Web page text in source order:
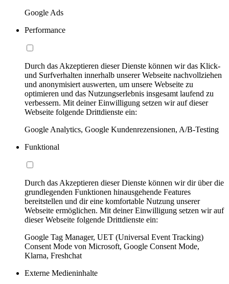
Google Ads
Performance
Durch das Akzeptieren dieser Dienste können wir das Klick-
und Surfverhalten innerhalb unserer Webseite nachvollziehen
und anonymisiert auswerten, um unsere Webseite zu
optimieren und das Nutzungserlebnis insgesamt laufend zu
verbessern. Mit deiner Einwilligung setzen wir auf dieser
Webseite folgende Drittdienste ein:
Google Analytics, Google Kundenrezensionen, A/B-Testing
Funktional
Durch das Akzeptieren dieser Dienste können wir dir über die
grundlegenden Funktionen hinausgehende Features
bereitstellen und dir eine komfortable Nutzung unserer
Webseite ermöglichen. Mit deiner Einwilligung setzen wir auf
dieser Webseite folgende Drittdienste ein:
Google Tag Manager, UET (Universal Event Tracking)
Consent Mode von Microsoft, Google Consent Mode,
Klarna, Freshchat
Externe Medieninhalte